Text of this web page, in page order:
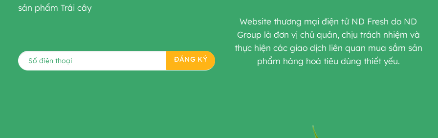
sản phẩm Trái cây
Website thương mại điện tử ND Fresh do ND
Group là đơn vị chủ quản, chịu trách nhiệm và
thực hiện các giao dịch liên quan mua sắm sản
phẩm hàng hoá tiêu dùng thiết yếu.